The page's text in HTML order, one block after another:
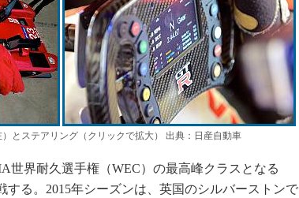
）とステアリング（クリックで拡大） 出典：日産自動車
世界耐久選手権（WEC）の最高峰クラスとなる
する。2015年シーズンは、英国のシルバーストンで